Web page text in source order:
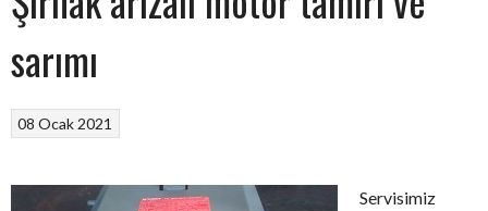
sarımı
08 Ocak 2021
Servisimiz